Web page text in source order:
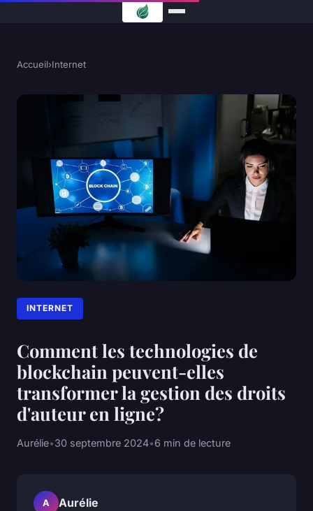
Accueil›Internet
INTERNET
Comment les technologies de
blockchain peuvent-elles
transformer la gestion des droits
d'auteur en ligne?
Aurélie•30 septembre 2024•6 min de lecture
A Aurélie